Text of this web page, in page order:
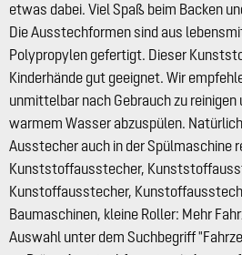
etwas dabei. Viel Spaß beim Backen
Die Ausstechformen sind aus
Polypropylen gefertigt. Dieser
Kinderhände gut geeignet. Wir
unmittelbar nach Gebrauch zu
warmem Wasser abzuspülen.
Ausstecher auch in der Spülmaschine
Kunststoffausstecher,
Kunstoffausstecher,
Baumaschinen, kleine Roller: Mehr
Auswahl unter dem Suchbegriff